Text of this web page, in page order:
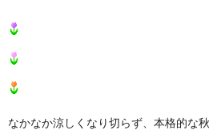
なかなか涼しくなり切らず、本格的な